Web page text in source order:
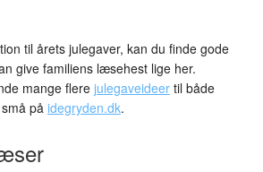
til årets julegaver, kan du finde gode
give familiens læsehest lige her.
mange flere julegaveideertil både
på idegryden.dk.